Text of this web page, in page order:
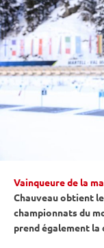
Vainqueure de la
Chauveau obtient
championnats du
prend également la